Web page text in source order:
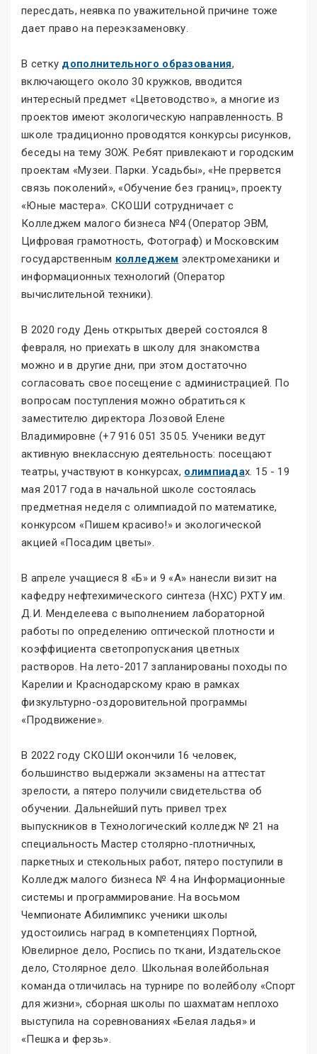
пересдать, неявка по уважительной причине тоже
дает право на переэкзаменовку.
В сетку дополнительного образования,
включающего около 30 кружков, вводится
интересный предмет «Цветоводство», а многие из
проектов имеют экологическую направленность. В
школе традиционно проводятся конкурсы рисунков,
беседы на тему ЗОЖ. Ребят привлекают и городским
проектам «Музеи. Парки. Усадьбы», «Не прервется
связь поколений», «Обучение без границ», проекту
«Юные мастера». СКОШИ сотрудничает с
Колледжем малого бизнеса №4 (Оператор ЭВМ,
Цифровая грамотность, Фотограф) и Московским
государственным колледжем электромеханики и
информационных технологий (Оператор
вычислительной техники).
В 2020 году День открытых дверей состоялся 8
февраля, но приехать в школу для знакомства
можно и в другие дни, при этом достаточно
согласовать свое посещение с администрацией. По
вопросам поступления можно обратиться к
заместителю директора Лозовой Елене
Владимировне (+7 916 051 35 05. Ученики ведут
активную внеклассную деятельность: посещают
театры, участвуют в конкурсах, олимпиадах. 15 - 19
мая 2017 года в начальной школе состоялась
предметная неделя с олимпиадой по математике,
конкурсом «Пишем красиво!» и экологической
акцией «Посадим цветы».
В апреле учащиеся 8 «Б» и 9 «А» нанесли визит на
кафедру нефтехимического синтеза (НХС) РХТУ им.
Д.И. Менделеева с выполнением лабораторной
работы по определению оптической плотности и
коэффициента светопропускания цветных
растворов. На лето-2017 запланированы походы по
Карелии и Краснодарскому краю в рамках
физкультурно-оздоровительной программы
«Продвижение».
В 2022 году СКОШИ окончили 16 человек,
большинство выдержали экзамены на аттестат
зрелости, а пятеро получили свидетельства об
обучении. Дальнейший путь привел трех
выпускников в Технологический колледж № 21 на
специальность Мастер столярно-плотничных,
паркетных и стекольных работ, пятеро поступили в
Колледж малого бизнеса № 4 на Информационные
системы и программирование. На восьмом
Чемпионате Абилимпикс ученики школы
удостоились наград в компетенциях Портной,
Ювелирное дело, Роспись по ткани, Издательское
дело, Столярное дело. Школьная волейбольная
команда отличилась на турнире по волейболу «Спорт
для жизни», сборная школы по шахматам неплохо
выступила на соревнованиях «Белая ладья» и
«Пешка и ферзь».